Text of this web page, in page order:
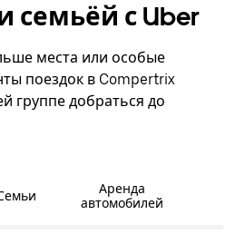
семьёй с Uber
места или особые
поездок в Compertrix
группе добраться до
Аренда
автомобилей